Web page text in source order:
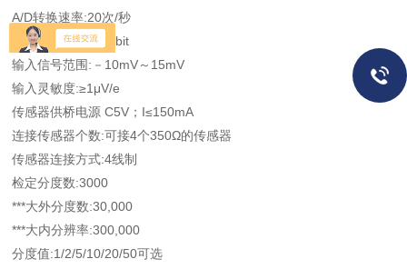
A/D转换速率:20次/秒
***大A/D转换数:20bit
输入信号范围:－10mV～15mV
输入灵敏度:≥1μV/e
传感器供桥电源 C5V；I≤150mA
连接传感器个数:可接4个350Ω的传感器
传感器连接方式:4线制
检定分度数:3000
***大外分度数:30,000
***大内分辨率:300,000
分度值:1/2/5/10/20/50可选